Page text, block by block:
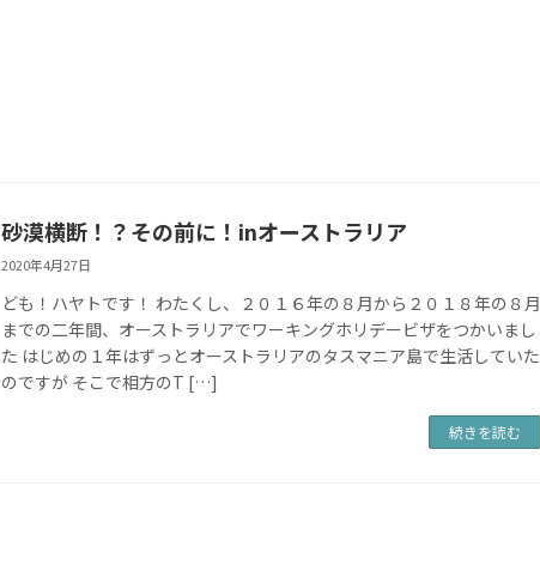
砂漠横断！？その前に！inオーストラリア
2020年4月27日
ども！ハヤトです！ わたくし、２０１６年の８月から２０１８年の８月
までの二年間、オーストラリアでワーキングホリデービザをつかいまし
た はじめの１年はずっとオーストラリアのタスマニア島で生活していた
のですが そこで相方のT […]
続きを読む